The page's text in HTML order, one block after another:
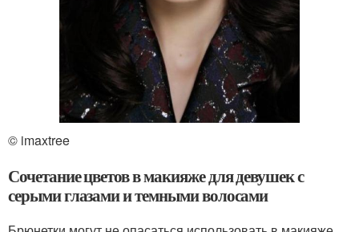
© imaxtree
Сочетание цветов в макияже для девушек с
серыми глазами и темными волосами